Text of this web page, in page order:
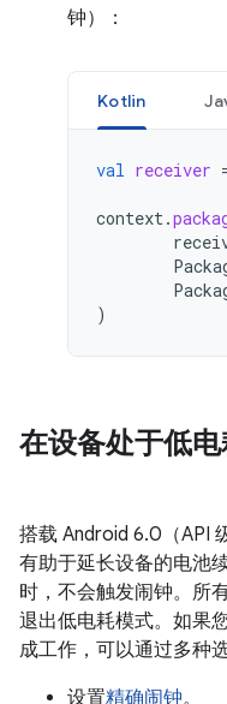
钟）：
Kotlin
val receiver
context.
)
在设备处于低
搭载 Android 6.0（API
有助于延长设备的电池
时，不会触发闹钟。所
退出低电耗模式。如果
成工作，可以通过多种
设置精确闹钟。